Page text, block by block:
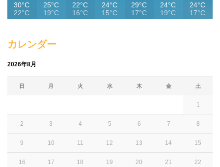
30°C
22°C
25°C
19°C
22°C
16°C
24°C
15°C
29°C
17°C
24°C
19°C
24°C
17°C
カレンダー
2026年8月
日 月 火 水 木 金 土
1
2 3 4 5 6 7 8
9 10 11 12 13 14 15
16 17 18 19 20 21 22